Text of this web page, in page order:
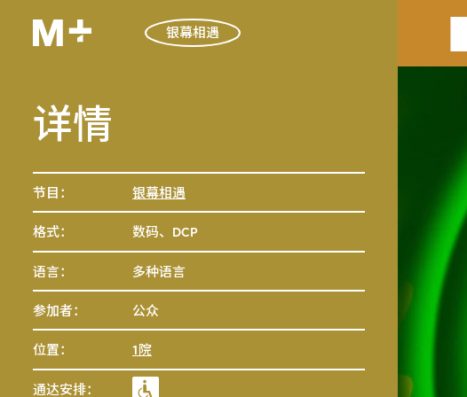
银幕相遇
详情
节目： 银幕相遇
格式： 数码、DCP
语言： 多种语言
参加者： 公众
位置： 1院
通达安排：